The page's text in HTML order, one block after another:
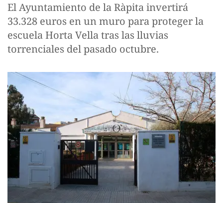
El Ayuntamiento de la Ràpita invertirá
33.328 euros en un muro para proteger la
escuela Horta Vella tras las lluvias
torrenciales del pasado octubre.